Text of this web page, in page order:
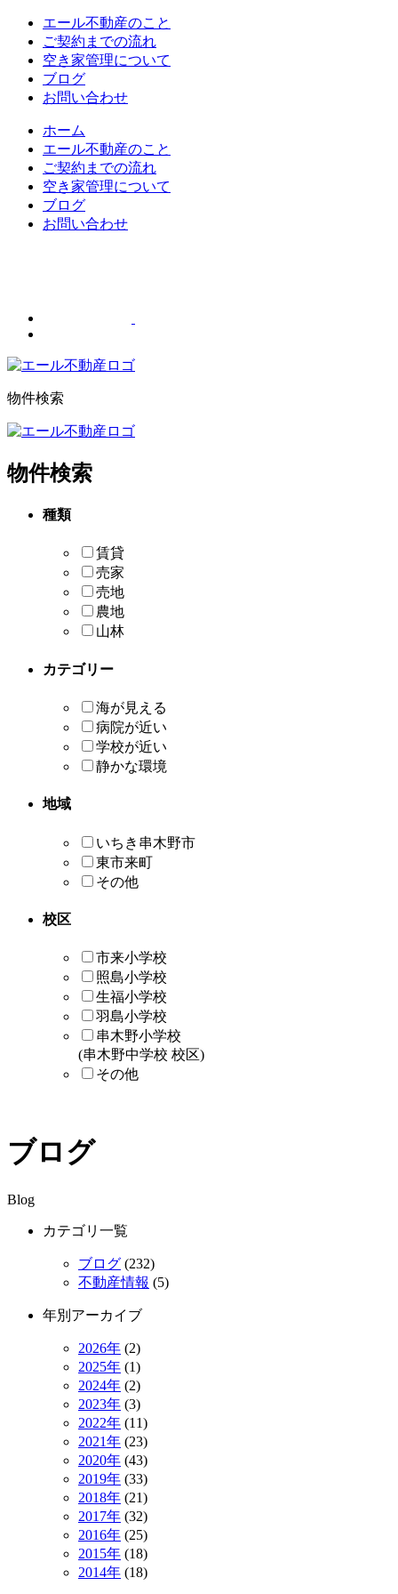
エール不動産のこと
ご契約までの流れ
空き家管理について
ブログ
お問い合わせ
ホーム
エール不動産のこと
ご契約までの流れ
空き家管理について
ブログ
お問い合わせ
物件検索
物件検索
種類
賃貸
売家
売地
農地
山林
カテゴリー
海が見える
病院が近い
学校が近い
静かな環境
地域
いちき串木野市
東市来町
その他
校区
市来小学校
照島小学校
生福小学校
羽島小学校
串木野小学校
(串木野中学校 校区)
その他
ブログ
Blog
カテゴリ一覧
ブログ (232)
不動産情報 (5)
年別アーカイブ
2026年 (2)
2025年 (1)
2024年 (2)
2023年 (3)
2022年 (11)
2021年 (23)
2020年 (43)
2019年 (33)
2018年 (21)
2017年 (32)
2016年 (25)
2015年 (18)
2014年 (18)